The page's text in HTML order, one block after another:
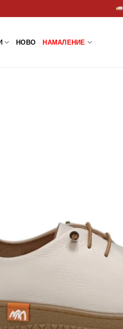
НОВО НАМАЛЕНИЕ